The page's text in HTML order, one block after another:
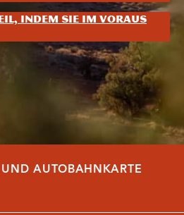
indem Sie im Voraus
UND AUTOBAHNKARTE